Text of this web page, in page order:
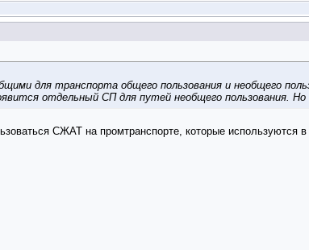
для транспорта общего пользования и необщего
отдельный СП для путей необщего пользования.
СЖАТ на промтранспорте, которые используются